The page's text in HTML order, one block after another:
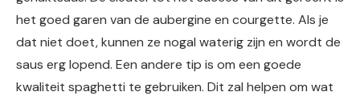
het goed garen van de aubergine en courgette. Als je
dat niet doet, kunnen ze nogal waterig zijn en wordt de
saus erg lopend. Een andere tip is om een goede
kwaliteit spaghetti te gebruiken. Dit zal helpen om wat